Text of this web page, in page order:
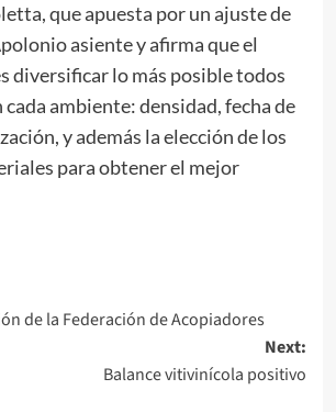
que apuesta por un ajuste de
asiente y afirma que el
diversificar lo más posible todos
cada ambiente: densidad, fecha de
y además la elección de los
para obtener el mejor
de la Federación de Acopiadores
Next:
Balance vitivinícola positivo